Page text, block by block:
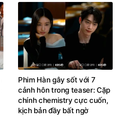
Phim Hàn gây sốt với 7
cảnh hôn trong teaser: Cặp
chính chemistry cực cuốn,
kịch bản đầy bất ngờ